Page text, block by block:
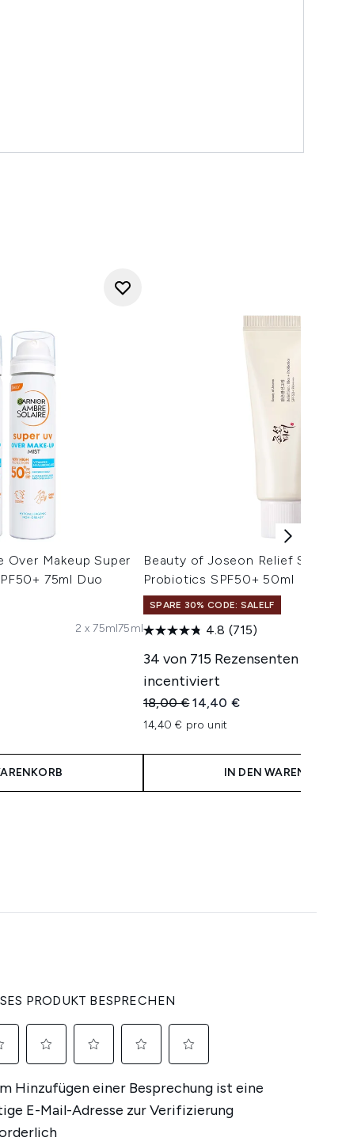
Over Makeup Super
75ml Duo
2 x 75ml75ml
Beauty of Joseon Relief Sun
Probiotics SPF50+ 50ml
SPARE 30% CODE: SALELF
4.8 (715)
34 von 715 Rezensenten
incentiviert
Unverbindliche Preisempfehlung:
18,00 €Aktueller Preis:
14,40 €
14,40 € pro unit
IN DEN WARENKORB